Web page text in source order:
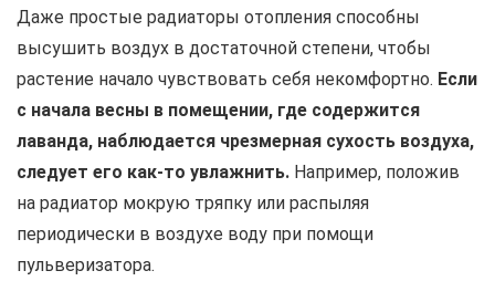
Даже простые радиаторы отопления способны
высушить воздух в достаточной степени, чтобы
растение начало чувствовать себя некомфортно. Если
с начала весны в помещении, где содержится
лаванда, наблюдается чрезмерная сухость воздуха,
следует его как-то увлажнить. Например, положив
на радиатор мокрую тряпку или распыляя
периодически в воздухе воду при помощи
пульверизатора.